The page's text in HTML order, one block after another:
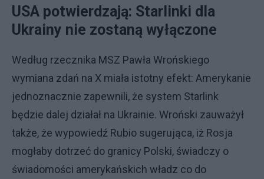
USA potwierdzają: Starlinki dla
Ukrainy nie zostaną wyłączone
Według rzecznika MSZ Pawła Wrońskiego
wymiana zdań na X miała istotny efekt: Amerykanie
jednoznacznie zapewnili, że system Starlink
będzie dalej działał na Ukrainie. Wroński zauważył
także, że wypowiedź Rubio sugerująca, iż Rosja
mogłaby dotrzeć do granicy Polski, świadczy o
świadomości amerykańskich władz co do